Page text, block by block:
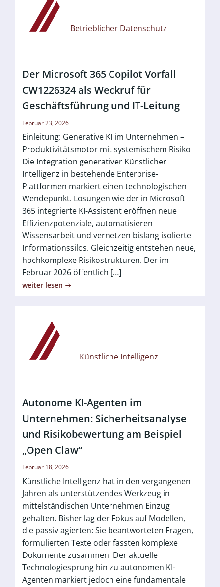
Betrieblicher Datenschutz
Der Microsoft 365 Copilot Vorfall
CW1226324 als Weckruf für
Geschäftsführung und IT-Leitung
Februar 23, 2026
Einleitung: Generative KI im Unternehmen –
Produktivitätsmotor mit systemischem Risiko
Die Integration generativer Künstlicher
Intelligenz in bestehende Enterprise-
Plattformen markiert einen technologischen
Wendepunkt. Lösungen wie der in Microsoft
365 integrierte KI-Assistent eröffnen neue
Effizienzpotenziale, automatisieren
Wissensarbeit und vernetzen bislang isolierte
Informationssilos. Gleichzeitig entstehen neue,
hochkomplexe Risikostrukturen. Der im
Februar 2026 öffentlich […]
weiter lesen
Künstliche Intelligenz
Autonome KI-Agenten im
Unternehmen: Sicherheitsanalyse
und Risikobewertung am Beispiel
„Open Claw“
Februar 18, 2026
Künstliche Intelligenz hat in den vergangenen
Jahren als unterstützendes Werkzeug in
mittelständischen Unternehmen Einzug
gehalten. Bisher lag der Fokus auf Modellen,
die passiv agierten: Sie beantworteten Fragen,
formulierten Texte oder fassten komplexe
Dokumente zusammen. Der aktuelle
Technologiesprung hin zu autonomen KI-
Agenten markiert jedoch eine fundamentale